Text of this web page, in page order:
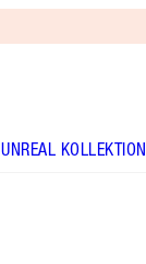
UNREAL KOLLEKTION